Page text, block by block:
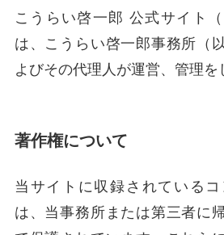
トップページ
プロフィール
大阪８区について
こうらい啓一郎 公式サイト（
は、こうらい啓一郎事務所（
よびその代理人が運営、管理を
著作権について
当サイトに収録されている
は、当事務所または第三者に